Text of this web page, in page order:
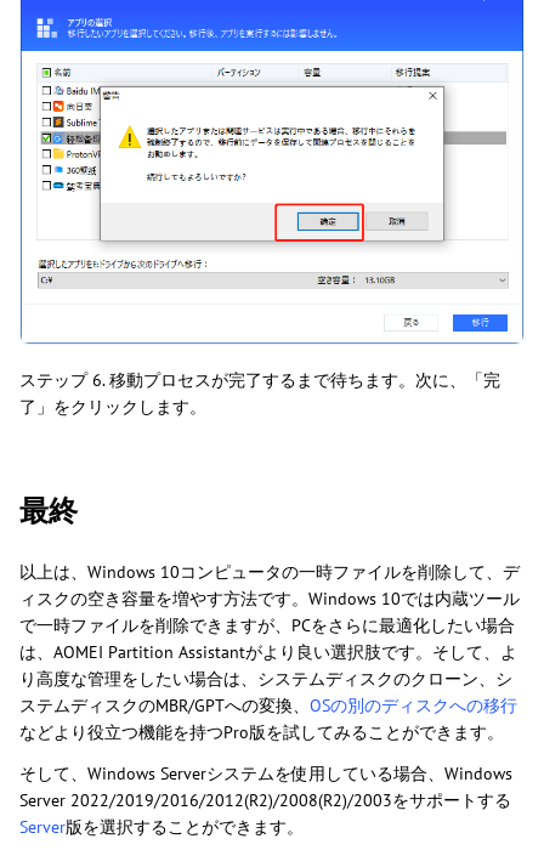
ステップ 6. 移動プロセスが完了するまで待ちます。次に、「完
了」をクリックします。
最終
以上は、Windows 10コンピュータの一時ファイルを削除して、デ
ィスクの空き容量を増やす方法です。Windows 10では内蔵ツール
で一時ファイルを削除できますが、PCをさらに最適化したい場合
は、AOMEI Partition Assistantがより良い選択肢です。そして、よ
り高度な管理をしたい場合は、システムディスクのクローン、シ
ステムディスクのMBR/GPTへの変換、 OSの別のディスクへの移行
などより役立つ機能を持つPro版を試してみることができます。
そして、Windows Serverシステムを使用している場合、Windows
Server 2022/2019/2016/2012(R2)/2008(R2)/2003をサポートする
Server版を選択することができます。